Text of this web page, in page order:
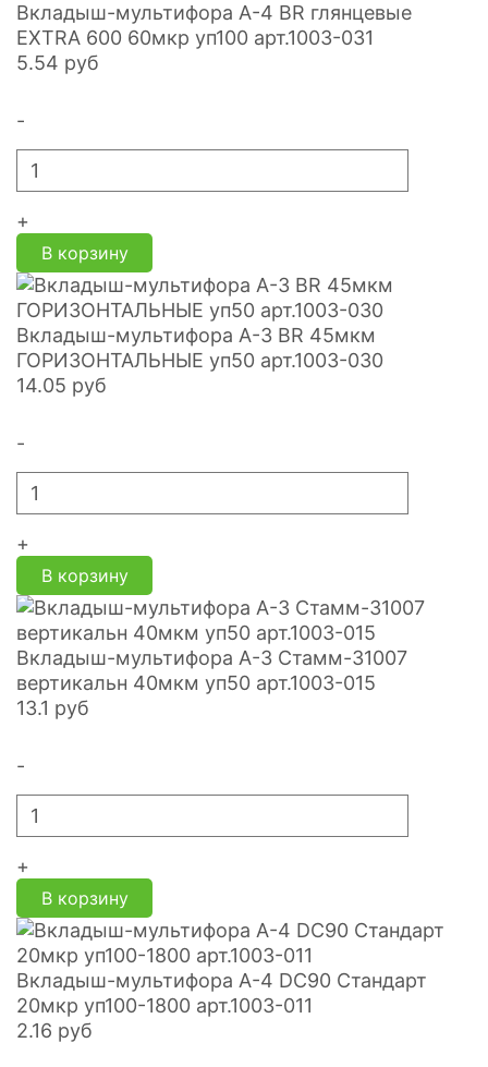
Вкладыш-мультифора A-4 BR глянцевые
EXTRA 600 60мкр уп100 арт.1003-031
5.54 руб
-
+
В корзину
Вкладыш-мультифора A-3 BR 45мкм
ГОРИЗОНТАЛЬНЫЕ уп50 арт.1003-030
14.05 руб
-
+
В корзину
Вкладыш-мультифора А-3 Стамм-31007
вертикальн 40мкм уп50 арт.1003-015
13.1 руб
-
+
В корзину
Вкладыш-мультифора A-4 DC90 Стандарт
20мкр уп100-1800 арт.1003-011
2.16 руб